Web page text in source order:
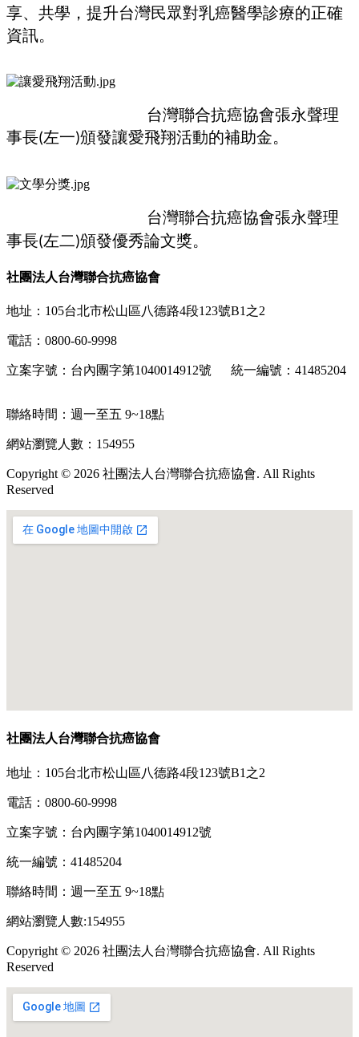
享、共學，提升台灣民眾對乳癌醫學診療的正確
資訊。
台灣聯合抗癌協會張永聲理
事長(左一)頒發讓愛飛翔活動的補助金。
台灣聯合抗癌協會張永聲理
事長(左二)頒發優秀論文獎。
社團法人台灣聯合抗癌協會
地址：105台北市松山區八德路4段123號B1之2
電話：0800-60-9998
立案字號：台內團字第1040014912號 統一編號：41485204
聯絡時間：週一至五 9~18點
網站瀏覽人數：154955
Copyright © 2026 社團法人台灣聯合抗癌協會. All Rights
Reserved
社團法人台灣聯合抗癌協會
地址：105台北市松山區八德路4段123號B1之2
電話：0800-60-9998
立案字號：台內團字第1040014912號
統一編號：41485204
聯絡時間：週一至五 9~18點
網站瀏覽人數:154955
Copyright © 2026 社團法人台灣聯合抗癌協會. All Rights
Reserved